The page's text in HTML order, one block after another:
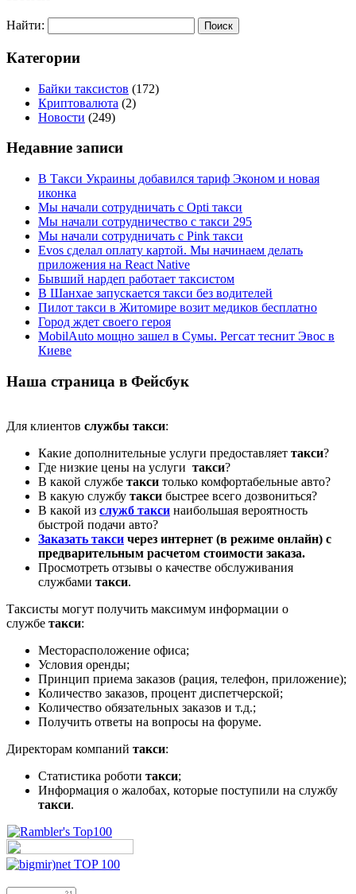
Найти:
Категории
Байки таксистов (172)
Криптовалюта (2)
Новости (249)
Недавние записи
В Такси Украины добавился тариф Эконом и новая
иконка
Мы начали сотрудничать с Opti такси
Мы начали сотрудничество с такси 295
Мы начали сотрудничать с Pink такси
Evos сделал оплату картой. Мы начинаем делать
приложения на React Native
Бывший нардеп работает таксистом
В Шанхае запускается такси без водителей
Пилот такси в Житомире возит медиков бесплатно
Город ждет своего героя
MobilAuto мощно зашел в Сумы. Регсат теснит Эвос в
Киеве
Наша страница в Фейсбук
Для клиентов службы такси:
Какие дополнительные услуги предоставляет такси?
Где низкие цены на услуги такси?
В какой службе такси только комфортабельные авто?
В какую службу такси быстрее всего дозвониться?
В какой из служб такси наибольшая вероятность
быстрой подачи авто?
Заказать такси через интернет (в режиме онлайн) с
предварительным расчетом стоимости заказа.
Просмотреть отзывы о качестве обслуживания
службами такси.
Таксисты могут получить максимум информации о
службе такси:
Месторасположение офиса;
Условия оренды;
Принцип приема заказов (рация, телефон, приложение);
Количество заказов, процент диспетчерской;
Количество обязательных заказов и т.д.;
Получить ответы на вопросы на форуме.
Директорам компаний такси:
Статистика роботи такси;
Информация о жалобах, которые поступили на службу
такси.